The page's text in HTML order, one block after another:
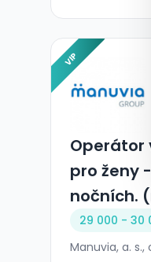
VIP
Operátor
pro ženy
nočních.
29 000 - 30
Manuvia, a. s.,